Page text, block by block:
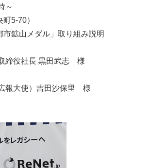
～
5-70）
鉱山メダル」取り組み説明
締役社長 黒田武志 様
報大使）吉田沙保里 様